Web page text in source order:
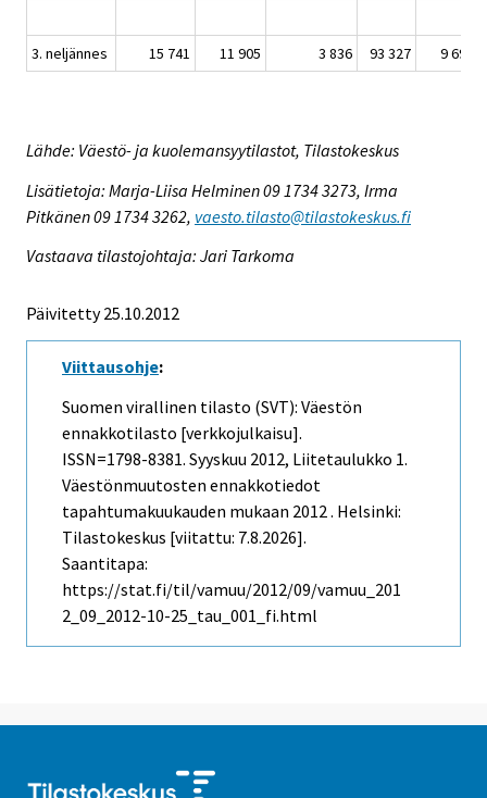
3. neljännes 15 741 11 905 3 836 93 327 9 694
Lähde: Väestö- ja kuolemansyytilastot, Tilastokeskus
Lisätietoja: Marja-Liisa Helminen 09 1734 3273, Irma
Pitkänen 09 1734 3262, vaesto.tilasto@tilastokeskus.fi
Vastaava tilastojohtaja: Jari Tarkoma
Päivitetty 25.10.2012
Viittausohje:
Suomen virallinen tilasto (SVT): Väestön
ennakkotilasto [verkkojulkaisu].
ISSN=1798-8381. Syyskuu 2012, Liitetaulukko 1.
Väestönmuutosten ennakkotiedot
tapahtumakuukauden mukaan 2012 . Helsinki:
Tilastokeskus [viitattu: 7.8.2026].
Saantitapa:
https://stat.fi/til/vamuu/2012/09/vamuu_201
2_09_2012-10-25_tau_001_fi.html